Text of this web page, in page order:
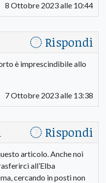
8 Ottobre 2023 alle 10:44
Rispondi
è imprescindibile allo
7 Ottobre 2023 alle 13:38
Rispondi
articolo. Anche noi
all’Elba
cercando in posti non